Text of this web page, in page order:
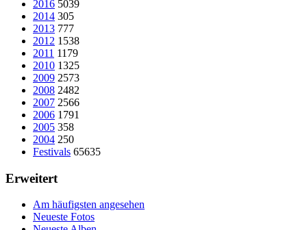
2016 5039
2014 305
2013 777
2012 1538
2011 1179
2010 1325
2009 2573
2008 2482
2007 2566
2006 1791
2005 358
2004 250
Festivals 65635
Erweitert
Am häufigsten angesehen
Neueste Fotos